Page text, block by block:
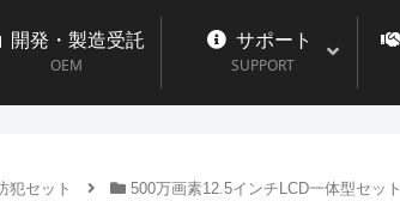
開発・製造受託
OEM
サポート
SUPPORT
犯セット 500万画素12.5インチLCD一体型セット